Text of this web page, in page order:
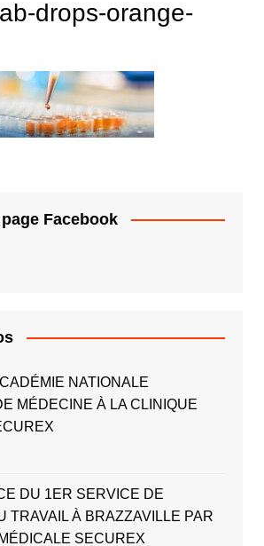
drops-orange-
Facebook
NATIONALE
MÉDECINE À LA CLINIQUE
DU 1ER SERVICE DE
TRAVAIL À BRAZZAVILLE PAR
SECUREX